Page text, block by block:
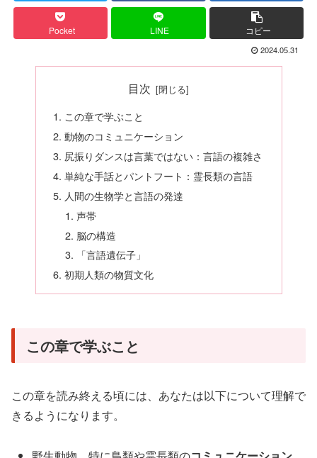
Pocket LINE コピー
2024.05.31
目次
この章で学ぶこと
動物のコミュニケーション
尻振りダンスは言葉ではない：言語の複雑さ
単純な手話とパントフート：霊長類の言語
人間の生物学と言語の発達
声帯
脳の構造
「言語遺伝子」
初期人類の物質文化
この章で学ぶこと
この章を読み終える頃には、あなたは以下について理解で
きるようになります。